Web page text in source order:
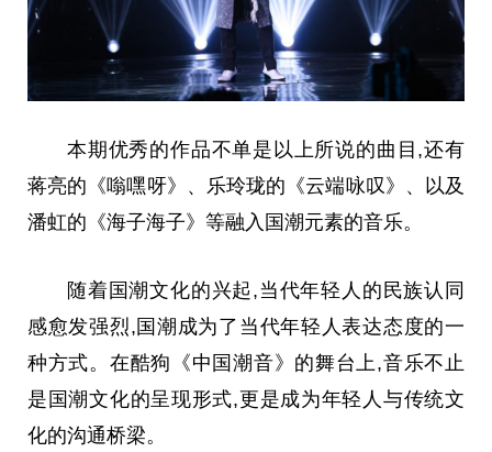
本期优秀的作品不单是以上所说的曲目,还有
蒋亮的《嗡嘿呀》、乐玲珑的《云端咏叹》、以及
潘虹的《海子海子》等融入国潮元素的音乐。
随着国潮文化的兴起,当代年轻人的民族认同
感愈发强烈,国潮成为了当代年轻人表达态度的一
种方式。在酷狗《中国潮音》的舞台上,音乐不止
是国潮文化的呈现形式,更是成为年轻人与传统文
化的沟通桥梁。